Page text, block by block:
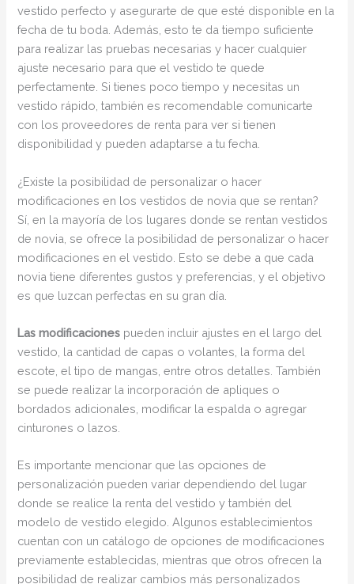
vestido perfecto y asegurarte de que esté disponible en la
fecha de tu boda. Además, esto te da tiempo suficiente
para realizar las pruebas necesarias y hacer cualquier
ajuste necesario para que el vestido te quede
perfectamente. Si tienes poco tiempo y necesitas un
vestido rápido, también es recomendable comunicarte
con los proveedores de renta para ver si tienen
disponibilidad y pueden adaptarse a tu fecha.
¿Existe la posibilidad de personalizar o hacer
modificaciones en los vestidos de novia que se rentan?
Sí, en la mayoría de los lugares donde se rentan vestidos
de novia, se ofrece la posibilidad de personalizar o hacer
modificaciones en el vestido. Esto se debe a que cada
novia tiene diferentes gustos y preferencias, y el objetivo
es que luzcan perfectas en su gran día.
Las modificaciones pueden incluir ajustes en el largo del
vestido, la cantidad de capas o volantes, la forma del
escote, el tipo de mangas, entre otros detalles. También
se puede realizar la incorporación de apliques o
bordados adicionales, modificar la espalda o agregar
cinturones o lazos.
Es importante mencionar que las opciones de
personalización pueden variar dependiendo del lugar
donde se realice la renta del vestido y también del
modelo de vestido elegido. Algunos establecimientos
cuentan con un catálogo de opciones de modificaciones
previamente establecidas, mientras que otros ofrecen la
posibilidad de realizar cambios más personalizados